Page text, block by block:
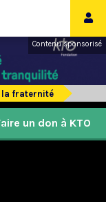
Contenu sponsorisé
la fraternité
un don à KTO